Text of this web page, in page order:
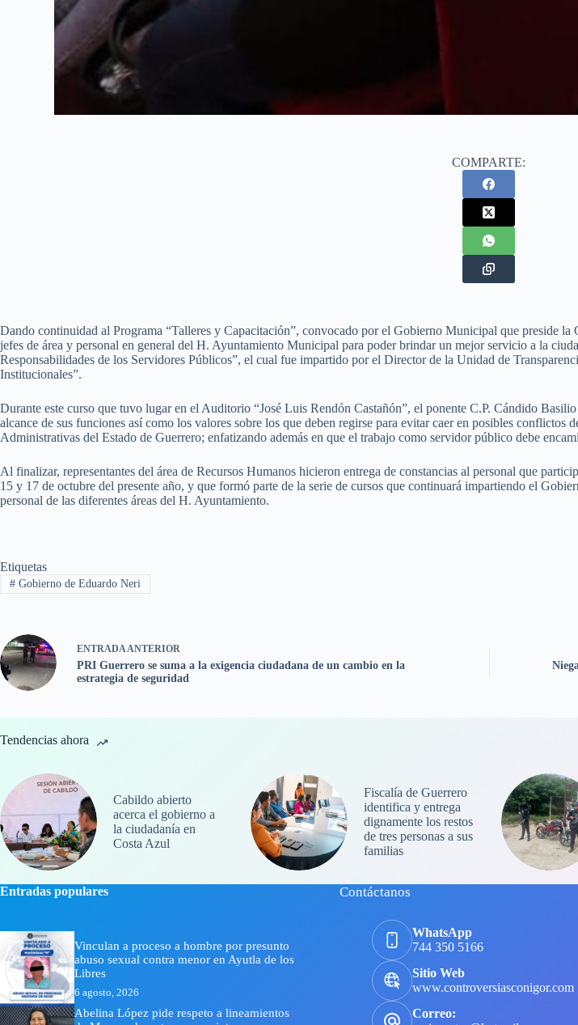
COMPARTE:
Dando continuidad al Programa “Talleres y Capacitación”, convocado por el Gobierno Municipal que preside la
jefes de área y personal en general del H. Ayuntamiento Municipal para poder brindar un mejor servicio a la
Responsabilidades de los Servidores Públicos”, el cual fue impartido por el Director de la Unidad de
Institucionales”.
Durante este curso que tuvo lugar en el Auditorio “José Luis Rendón Castañón”, el ponente C.P. Cándido
alcance de sus funciones así como los valores sobre los que deben regirse para evitar caer en posibles
Administrativas del Estado de Guerrero; enfatizando además en que el trabajo como servidor público debe
Al finalizar, representantes del área de Recursos Humanos hicieron entrega de constancias al personal que
15 y 17 de octubre del presente año, y que formó parte de la serie de cursos que continuará impartiendo el
personal de las diferentes áreas del H. Ayuntamiento.
Etiquetas
#Gobierno de Eduardo Neri
ENTRADA ANTERIOR
PRI Guerrero se suma a la exigencia ciudadana de un cambio en la
estrategia de seguridad
Tendencias ahora
Cabildo abierto
acerca el gobierno a
la ciudadanía en
Costa Azul
Fiscalía de Guerrero
identifica y entrega
dignamente los restos
de tres personas a sus
familias
Entradas populares
Vinculan a proceso a hombre por presunto
abuso sexual contra menor en Ayutla de los
Libres
6 agosto, 2026
Abelina López pide respeto a lineamientos
Contáctanos
WhatsApp
744 350 5166
Sitio Web
www.controversiasconigor.com
Correo: